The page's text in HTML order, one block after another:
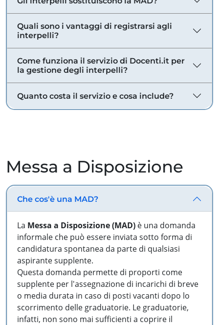
Quali sono i vantaggi di registrarsi agli
interpelli?
Come funziona il servizio di Docenti.it per
la gestione degli interpelli?
Quanto costa il servizio e cosa include?
Messa a Disposizione
Che cos'è una MAD?
La Messa a Disposizione (MAD) è una domanda
informale che può essere inviata sotto forma di
candidatura spontanea da parte di qualsiasi
aspirante supplente.
Questa domanda permette di proporti come
supplente per l'assegnazione di incarichi di breve
o media durata in caso di posti vacanti dopo lo
scorrimento delle graduatorie. Le graduatorie,
infatti, non sono mai sufficienti a coprire il